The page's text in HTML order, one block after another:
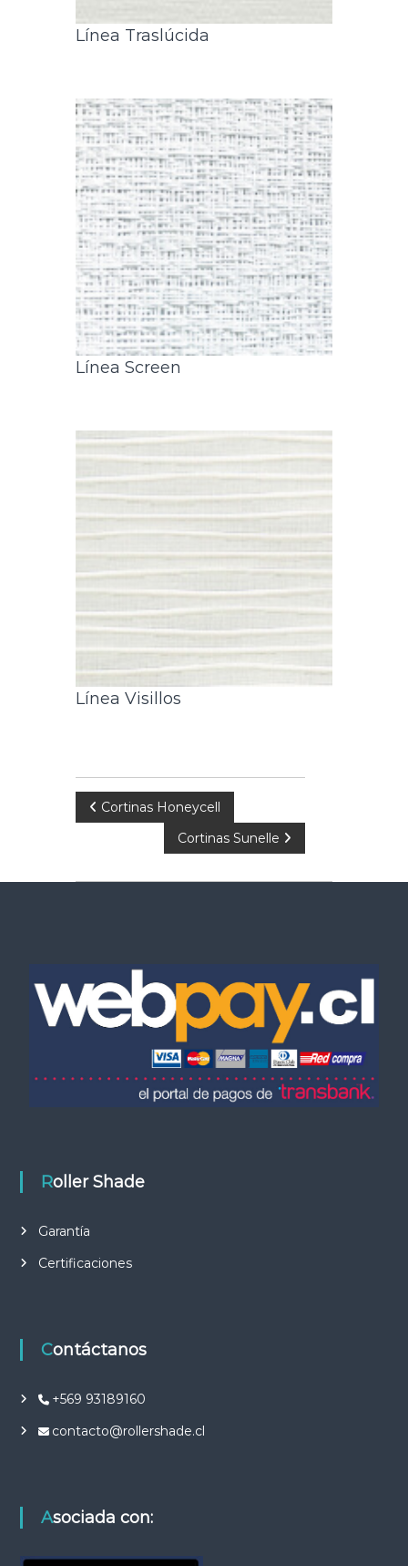
Línea Traslúcida
Línea Screen
Línea Visillos
Cortinas Honeycell
Cortinas Sunelle
Roller Shade
Garantía
Certificaciones
Contáctanos
+569 93189160
contacto@rollershade.cl
Asociada con: